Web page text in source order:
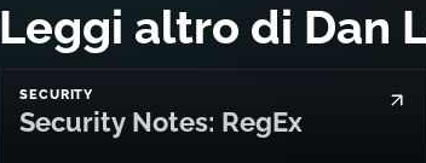
Leggi altro di Dan
SECURITY
Security Notes: RegEx